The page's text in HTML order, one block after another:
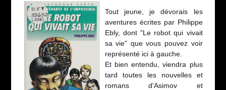
Tout jeune, je dévorais les
aventures écrites par Philippe
Ebly, dont "Le robot qui vivait
sa vie" que vous pouvez voir
représenté ici à gauche.
Et bien entendu, viendra plus
tard toutes les nouvelles et
romans d'Asimov et